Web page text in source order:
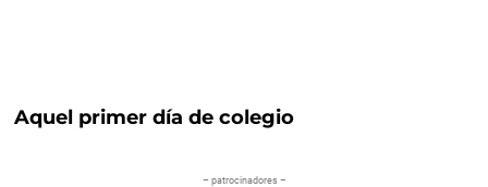
Aquel primer día de colegio
– patrocinadores –